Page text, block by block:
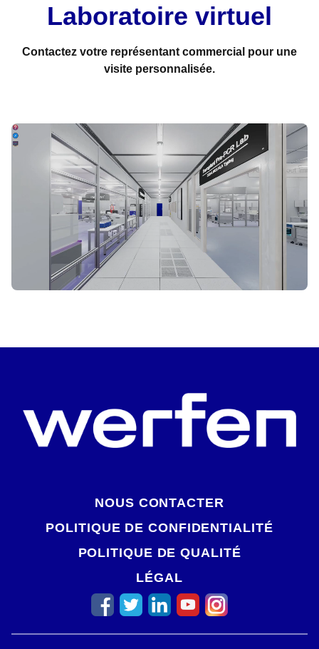
Laboratoire virtuel
Contactez votre représentant commercial pour une
visite personnalisée.
NOUS CONTACTER
POLITIQUE DE CONFIDENTIALITÉ
POLITIQUE DE QUALITÉ
LÉGAL